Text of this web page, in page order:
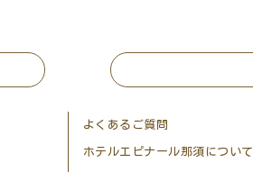
よくあるご質問
ホテルエピナール那須について